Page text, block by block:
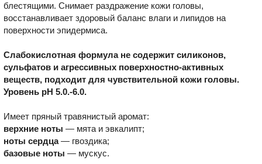
блестящими. Снимает раздражение кожи головы,
восстанавливает здоровый баланс влаги и липидов на
поверхности эпидермиса.
Слабокислотная формула не содержит силиконов,
сульфатов и агрессивных поверхностно-активных
веществ, подходит для чувствительной кожи головы.
Уровень pH 5.0.-6.0.
Имеет пряный травянистый аромат:
верхние ноты — мята и эвкалипт;
ноты сердца— гвоздика;
базовые ноты — мускус.